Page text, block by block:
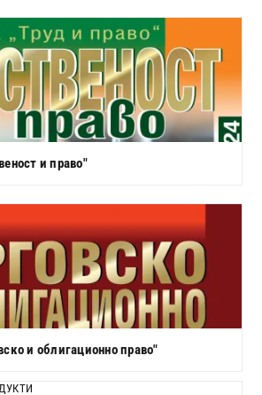
и право"
и облигационно право"